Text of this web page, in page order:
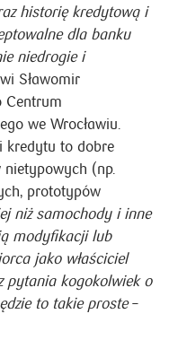
historię kredytową i
dla banku
niedrogie i
Sławomir
Centrum
we Wrocławiu.
kredytu to dobre
nietypowych (np.
prototypów
niż samochody i inne
modyfikacji lub
jako właściciel
pytania kogokolwiek o
to takie proste–